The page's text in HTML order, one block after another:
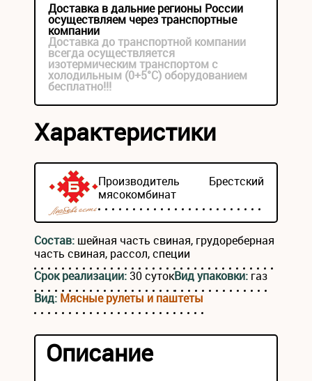
Доставка в дальние регионы России
осуществляем через транспортные
компании
Доставка до транспортной компании
всегда осуществляется
изотермическим транспортом с
холодильным (0+5°С) оборудованием
бесплатно!!!
Характеристики
Производитель Брестский
мясокомбинат
Состав: шейная часть свиная, грудореберная
часть свиная, рассол, специи
Срок реализации:30 сутокВид упаковки: газ
Вид: Мясные рулеты и паштеты
Описание